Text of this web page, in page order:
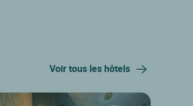
Voir tous les hôtels